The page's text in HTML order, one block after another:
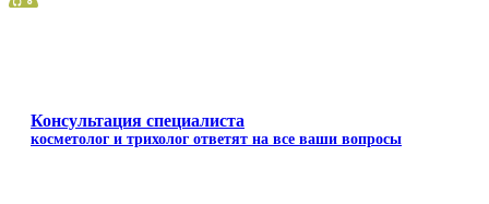
Консультация специалиста
косметолог и трихолог ответят на все ваши вопросы